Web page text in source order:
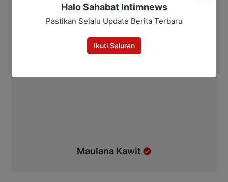
Maulana Kawit
Halo Sahabat Intimnews
Pastikan Selalu Update Berita Terbaru
Ikuti Saluran